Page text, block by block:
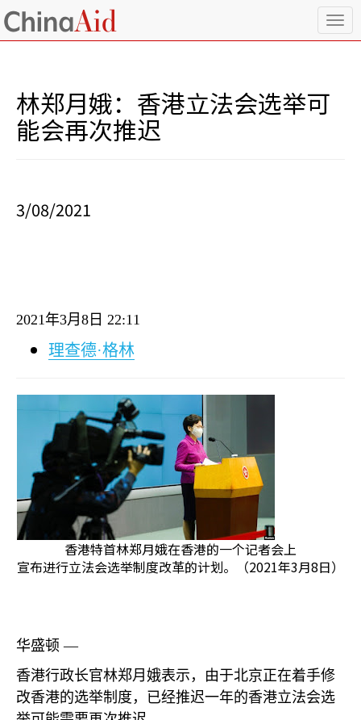
T
o
林郑月娥：香港立法会选举可
能会再次推迟
3/08/2021
2021年3月 8 日 22:11
理查德·格林
香港特首林郑月娥在香港的一个记者会上
宣布进行立法会选举制度改革的计划。（2021年3月8日）
华盛顿 —
香港行政长官林郑月娥表示，由于北京正在着手修
改香港的选举制度，已经推迟一年的香港立法会选